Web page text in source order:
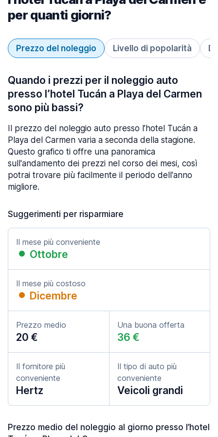
per quanti giorni?
Prezzo del noleggio Livello di popolarità
Quando i prezzi per il noleggio auto
presso l’hotel Tucán a Playa del Carmen
sono più bassi?
Il prezzo del noleggio auto presso l’hotel Tucán a
Playa del Carmen varia a seconda della stagione.
Questo grafico ti offre una panoramica
sull'andamento dei prezzi nel corso dei mesi, così
potrai trovare più facilmente il periodo dell'anno
migliore.
Suggerimenti per risparmiare
Il mese più conveniente
Ottobre
Il mese più costoso
Dicembre
Prezzo medio
20 €
Una buona offerta
36 €
Il fornitore più
conveniente
Hertz
Il tipo di auto più
conveniente
Veicoli grandi
Prezzo medio del noleggio al giorno presso l’hotel